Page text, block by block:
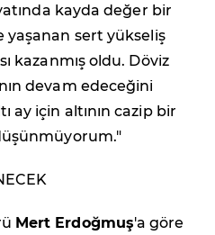
kayda değer bir
yaşanan sert yükseliş
kazanmış oldu. Döviz
devam edeceğini
ay için altının cazip bir
Mert Erdoğmuş'a göre